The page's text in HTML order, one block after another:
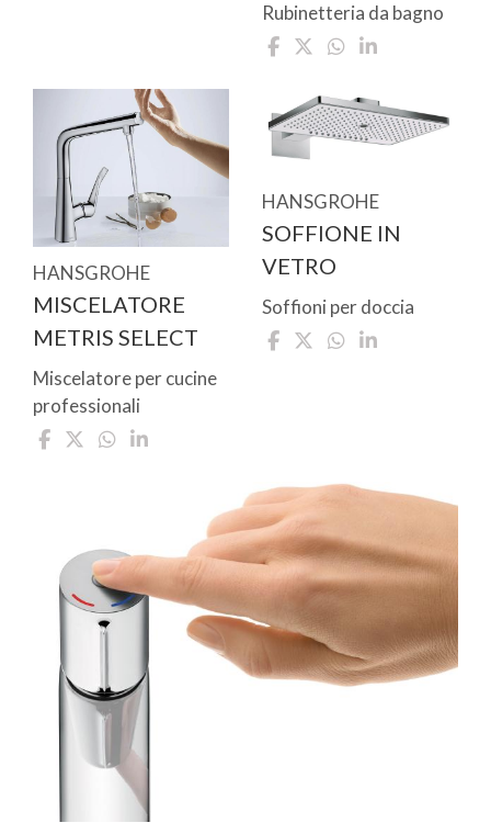
Rubinetteria da bagno
HANSGROHE
MISCELATORE
METRIS SELECT
Miscelatore per cucine
professionali
HANSGROHE
SOFFIONE IN
VETRO
Soffioni per doccia